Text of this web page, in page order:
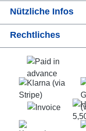
Nützliche Infos
Rechtliches